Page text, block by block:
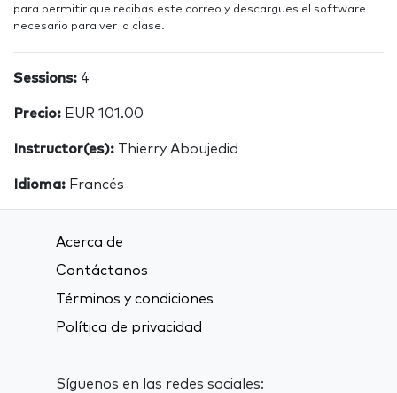
para permitir que recibas este correo y descargues el software
necesario para ver la clase.
Sessions: 4
Precio: EUR 101.00
Instructor(es): Thierry Aboujedid
Idioma: Francés
Acerca de
Contáctanos
Términos y condiciones
Política de privacidad
Síguenos en las redes sociales: